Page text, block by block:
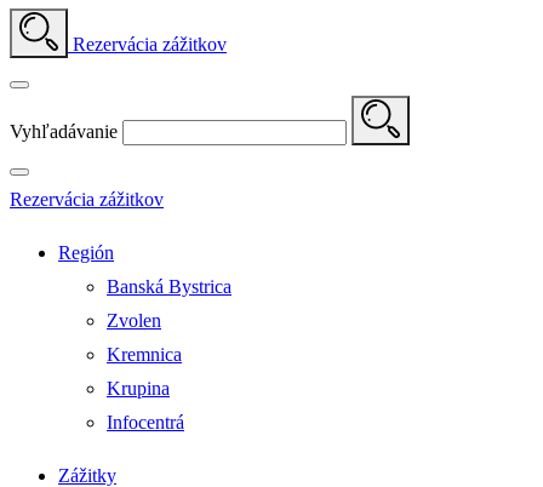
Rezervácia zážitkov
Vyhľadávanie
Rezervácia zážitkov
Región
Banská Bystrica
Zvolen
Kremnica
Krupina
Infocentrá
Zážitky